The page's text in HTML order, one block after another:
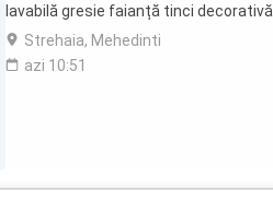
lavabilă gresie faianță tinci decorativă
Strehaia, Mehedinti
azi 10:51